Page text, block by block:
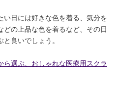
い日には好きな色を着る、気分を
どの上品な色を着るなど、その日
良いでしょう。
選ぶ、おしゃれな医療用スクラ